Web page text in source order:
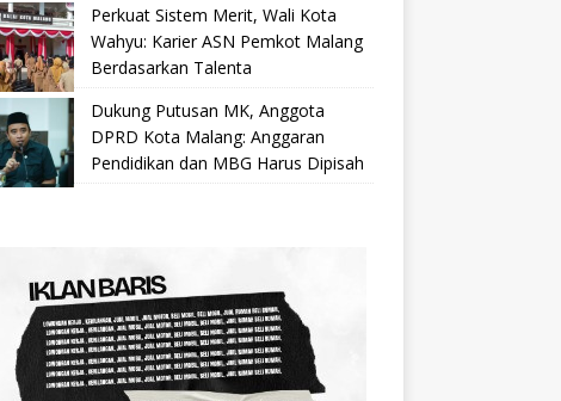
Perkuat Sistem Merit, Wali Kota
Wahyu: Karier ASN Pemkot Malang
Berdasarkan Talenta
Dukung Putusan MK, Anggota
DPRD Kota Malang: Anggaran
Pendidikan dan MBG Harus Dipisah